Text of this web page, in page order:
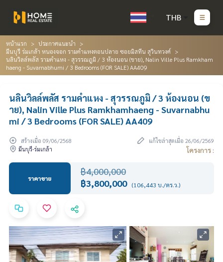
THB
หน้าแรก
ประกาศแนะนำ
มีนบุรี ร่มเกล้า หนองจอก รามคำแหงตอนปลาย ซอยมิสทีน สุวินทวงศ์
นลินวิลล์พลัส รามคำแหง - สุวรรณภูมิ / 3 ห้องนอน (ขาย), Nalin Ville Plus Ramkham
haeng - Suvarnabhumi / 3 Bedrooms (FOR SALE) AA409
นลินวิลล์พลัส รามคำแหง - สุวรรณภูมิ / 3 ห้องนอน (ข
าย), Nalin Ville Plus Ramkhamhaeng - Suvarnabhu
mi / 3 Bedrooms (FOR SALE) AA409
สร้างเมื่อ 09/06/2568
แก้ไขล่าสุดเมื่อ 26/06/2569
มีนบุรี-ร่มเกล้า
โครงการ :
ราคาขาย
฿4,000,000
฿3,800,000 (106,443 บ./ตร.ว.)